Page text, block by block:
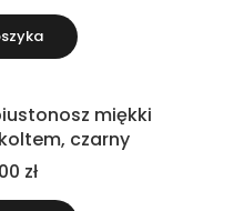
miękki
czarny
zł